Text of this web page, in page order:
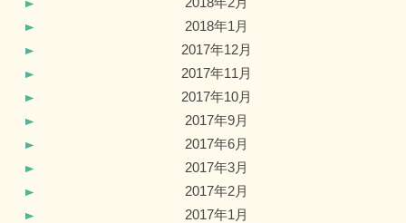
2018年1月
2017年12月
2017年11月
2017年10月
2017年9月
2017年6月
2017年3月
2017年2月
2017年1月